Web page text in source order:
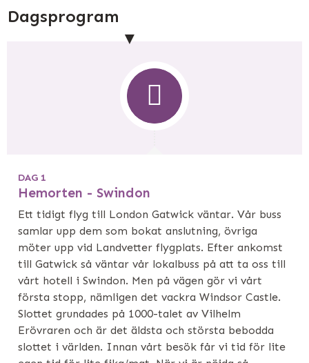
Dagsprogram
DAG 1
Hemorten - Swindon
Ett tidigt flyg till London Gatwick väntar. Vår buss
samlar upp dem som bokat anslutning, övriga
möter upp vid Landvetter flygplats. Efter ankomst
till Gatwick så väntar vår lokalbuss på att ta oss till
vårt hotell i Swindon. Men på vägen gör vi vårt
första stopp, nämligen det vackra Windsor Castle.
Slottet grundades på 1000-talet av Vilhelm
Erövraren och är det äldsta och största bebodda
slottet i världen. Innan vårt besök får vi tid för lite